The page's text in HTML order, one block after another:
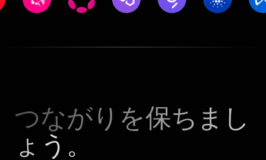
つながりを保ちまし
ょう。